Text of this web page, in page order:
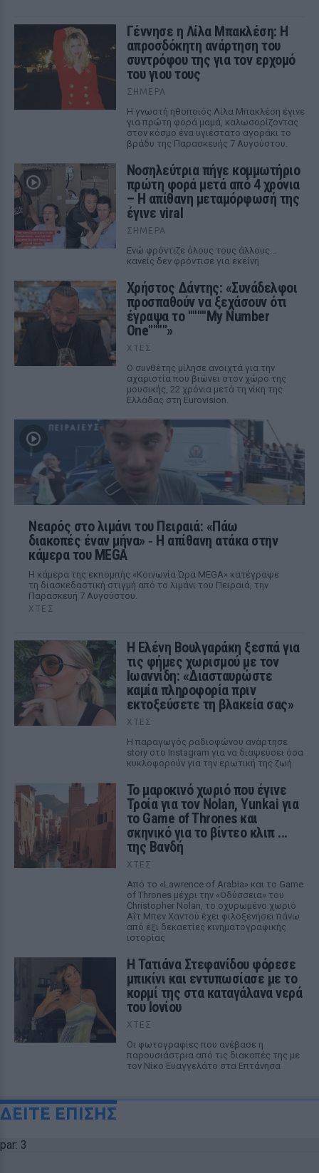
Γέννησε η Λίλα Μπακλέση: Η
απροσδόκητη ανάρτηση του
συντρόφου της για τον ερχομό
του γιου τους
ΣΉΜΕΡΑ
Η γνωστή ηθοποιός Λίλα Μπακλέση έγινε
για πρώτη φορά μαμά, καλωσορίζοντας
στον κόσμο ένα υγιέστατο αγοράκι το
βράδυ της Παρασκευής 7 Αυγούστου.
Νοσηλεύτρια πήγε κομμωτήριο
πρώτη φορά μετά από 4 χρόνια
– Η απίθανη μεταμόρφωσή της
έγινε viral
ΣΉΜΕΡΑ
Ενώ φρόντιζε όλους τους άλλους...
κανείς δεν φρόντισε για εκείνη
Χρήστος Δάντης: «Συνάδελφοι
προσπαθούν να ξεχάσουν ότι
έγραψα το """"My Number
One""""»
ΧΤΕΣ
Ο συνθέτης μίλησε ανοιχτά για την
αχαριστία που βιώνει στον χώρο της
μουσικής, 22 χρόνια μετά τη νίκη της
Ελλάδας στη Eurovision.
Νεαρός στο λιμάνι του Πειραιά: «Πάω
διακοπές έναν μήνα» ‑ Η απίθανη ατάκα στην
κάμερα του MEGA
Η κάμερα της εκπομπής «Κοινωνία Ώρα MEGA» κατέγραψε
τη διασκεδαστική στιγμή από το λιμάνι του Πειραιά, την
Παρασκευή 7 Αυγούστου.
ΧΤΕΣ
Η Ελένη Βουλγαράκη ξεσπά για
τις φήμες χωρισμού με τον
Ιωαννίδη: «Διασταυρώστε
καμία πληροφορία πριν
εκτοξεύσετε τη βλακεία σας»
ΧΤΕΣ
Η παραγωγός ραδιοφώνου ανάρτησε
story στο Instagram για να διαψεύσει όσα
κυκλοφορούν για την ερωτική της ζωή
Το μαροκινό χωριό που έγινε
Τροία για τον Nolan, Yunkai για
το Game of Thrones και
σκηνικό για το βίντεο κλιπ ...
της Βανδή
ΧΤΕΣ
Από το «Lawrence of Arabia» και το Game
of Thrones μέχρι την «Οδύσσεια» του
Christopher Nolan, το οχυρωμένο χωριό
Αΐτ Μπεν Χαντού έχει φιλοξενήσει πάνω
από έξι δεκαετίες κινηματογραφικής
ιστορίας
Η Τατιάνα Στεφανίδου φόρεσε
μπικίνι και εντυπωσίασε με το
κορμί της στα καταγάλανα νερά
του Ιονίου
ΧΤΕΣ
Οι φωτογραφίες που ανέβασε η
παρουσιάστρια από τις διακοπές της με
τον Νίκο Ευαγγελάτο στα Επτάνησα
ΔΕΙΤΕ ΕΠΙΣΗΣ
par: 3